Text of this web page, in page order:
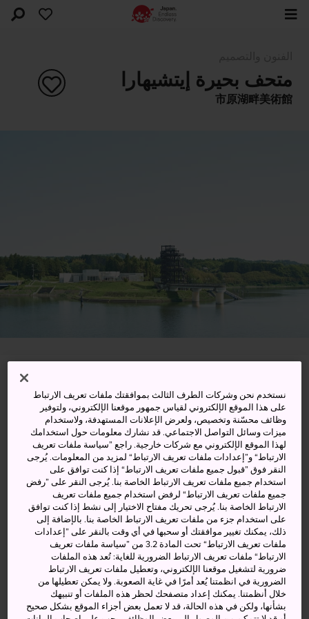
متحف بحيرة إيتشيهارا
市原湖畔美術館
عرض على خرائط غوغل (Google Maps)
الحصول على معلومات العبور
الكلمات المفتاحية الخريطة
photo: Tadashi Endo
courtesy: Ichihara Lakeside Museum
متحف للفن الحديث على ضفاف
بحيرة، وورش عمل ممتعة للأطفال
نستخدم نحن وشركات الطرف الثالث بموافقتك ملفات تعريف الارتباط
على هذا الموقع الإلكتروني لقياس جمهور موقعنا الإلكتروني، ولتوفير
وظائف محسّنة وتخصيص، ولعرض الإعلانات المستهدفة، ولاستخدام
ميزات وسائل التواصل الاجتماعي. قد نشارك معلومات حول استخدامك
لهذا الموقع الإلكتروني مع شركات خارجية. راجع ”سياسة ملفات تعريف
الارتباط“ و”إعدادات ملفات تعريف الارتباط“ لمزيد من المعلومات. يُرجى
النقر فوق ”قبول جميع ملفات تعريف الارتباط“ إذا كنت توافق على
استخدام جميع ملفات تعريف الارتباط الخاصة بنا. يُرجى النقر على ”رفض
جميع ملفات تعريف الارتباط“ لرفض استخدام جميع ملفات تعريف
الارتباط الخاصة بنا. يُرجى تحريك مفتاح الاختيار إلى نشط إذا كنت توافق
على استخدام جزء من ملفات تعريف الارتباط الخاصة بنا. بالإضافة إلى
ذلك، يمكنك تغيير موافقتك أو سحبها في أي وقت بالنقر على ”إعدادات
ملفات تعريف الارتباط“ تحت المادة 3.2 من ”سياسة ملفات تعريف
الارتباط“ ملفات تعريف الارتباط الضرورية للغاية: تُعد هذه الملفات
ضرورية لتشغيل موقعنا الإلكتروني، وتعطيل ملفات تعريف الارتباط
الضرورية في انظمتنا يُعد أمرًا في غاية الصعوبة. ولا يمكن تعطيلها من
خلال أنظمتنا. يمكنك إعداد متصفحك لحظر هذه الملفات أو تنبيهك
بشأنها، ولكن في هذه الحالة، قد لا تعمل بعض أجزاء الموقع بشكل صحيح